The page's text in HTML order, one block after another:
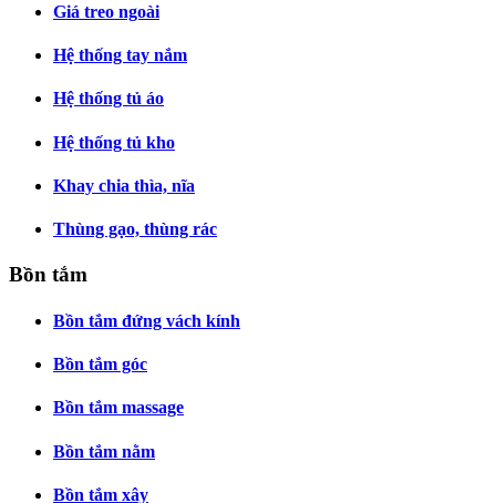
Giá treo ngoài
Hệ thống tay nắm
Hệ thống tủ áo
Hệ thống tủ kho
Khay chia thìa, nĩa
Thùng gạo, thùng rác
Bồn tắm
Bồn tắm đứng vách kính
Bồn tắm góc
Bồn tắm massage
Bồn tắm nằm
Bồn tắm xây